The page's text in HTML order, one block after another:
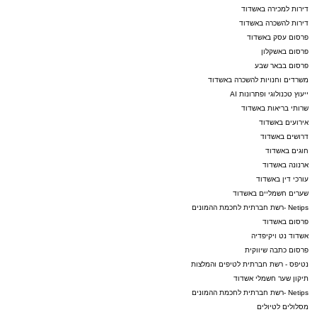
דירות למכירה באשדוד
דירות להשכרה באשדוד
פרסום עסק באשדוד
פרסום באשקלון
פרסום בבאר שבע
משרדים וחנויות להשכרה באשדוד
ייעוץ טכנולוגי ופתרונות AI
שרותי בריאות באשדוד
אירועים באשדוד
דרושים באשדוד
חוגים באשדוד
ארנונה באשדוד
עורכי דין באשדוד
שערים חשמליים באשדוד
Netips -רשת חברתית לחכמת ההמונים
פרסום באשדוד
אשדוד נט ויקיפדיה
פרסום כתבה שיווקית
נטיפס - רשת חברתית לטיפים והמלצות
תיקון שער חשמלי אשדוד
Netips -רשת חברתית לחכמת ההמונים
מסלולים לטיולים